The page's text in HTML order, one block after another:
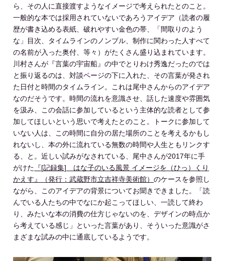
ら、その人に直接渡すようなイメージで考えられたとのこと。
一般的な本では採用されていないであろうアイデア（読者の履
歴が書き込める表紙、破れやすい金色の帯、「間取りのよう
な」目次、タイムラインのノンブル、制作に関わった人すべて
の名前が入った奥付、等々）がたくさん盛り込まれています。
川村さんが『言葉の宇宙船』の中でとりわけ秀逸だったのでは
と振り返るのは、対談ページの下に入れた、その言葉が発され
た日付と時間のタイムライン。これは尾中さんからのアイデア
なのだそうです。時間の流れを意識させ、話した速度や雰囲気
を汲み、この会話に参加しているという主体的な読者として参
加してほしいという思いで考えたとのこと。トークに参加して
いない人は、この時間に自分の居た場所のことを考えるかもし
れないし、本の外に流れている無数の時間や人生ともリンクす
る、と。近しい試みがなされている、尾中さんが2017年に手
がけた 『[記録集] はな子のいる風景 イメージを（ひっ）くり
かえす』（発行：武蔵野市立吉祥寺美術館）のケースを参照し
ながら、このアイデアの背景についてお聞きできました。「読
んでいる人たちの中でなにか起こってほしい、一読して終わ
り、みたいな本の消費の仕方じゃないのを、デザインの時点か
ら考えている感じ」といった言葉があり、そういった意識がさ
まざまな試みの中に通底しているようです。